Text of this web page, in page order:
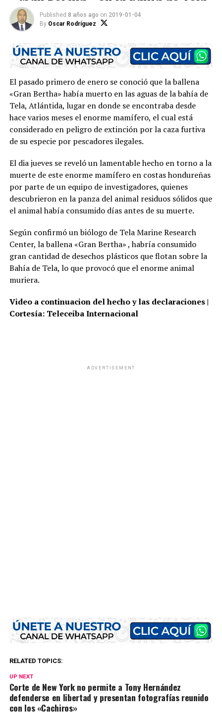
Published 8 años ago on 2019-01-04
By Oscar Rodríguez
El pasado primero de enero se conoció que la ballena
«Gran Bertha» había muerto en las aguas de la bahía de
Tela, Atlántida, lugar en donde se encontraba desde
hace varios meses el enorme mamífero, el cual está
considerado en peligro de extinción por la caza furtiva
de su especie por pescadores ilegales.
El dia jueves se reveló un lamentable hecho en torno a la
muerte de este enorme mamífero en costas hondureñas
por parte de un equipo de investigadores, quienes
descubrieron en la panza del animal residuos sólidos que
el animal había consumido días antes de su muerte.
Según confirmó un biólogo de Tela Marine Research
Center, la ballena «Gran Bertha» , habría consumido
gran cantidad de desechos plásticos que flotan sobre la
Bahía de Tela, lo que provocó que el enorme animal
muriera.
Video a continuacion del hecho y las declaraciones |
Cortesía: Teleceiba Internacional
ADVERTISEMENT
RELATED TOPICS:
UP NEXT
Corte de New York no permite a Tony Hernández
defenderse en libertad y presentan fotografías reunido
con los «Cachiros»